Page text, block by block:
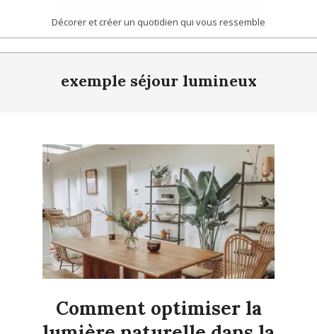
COCON
|
DÉCORATION
LIVING
Décorer et créer un quotidien qui vous ressemble
exemple séjour lumineux
Comment optimiser la